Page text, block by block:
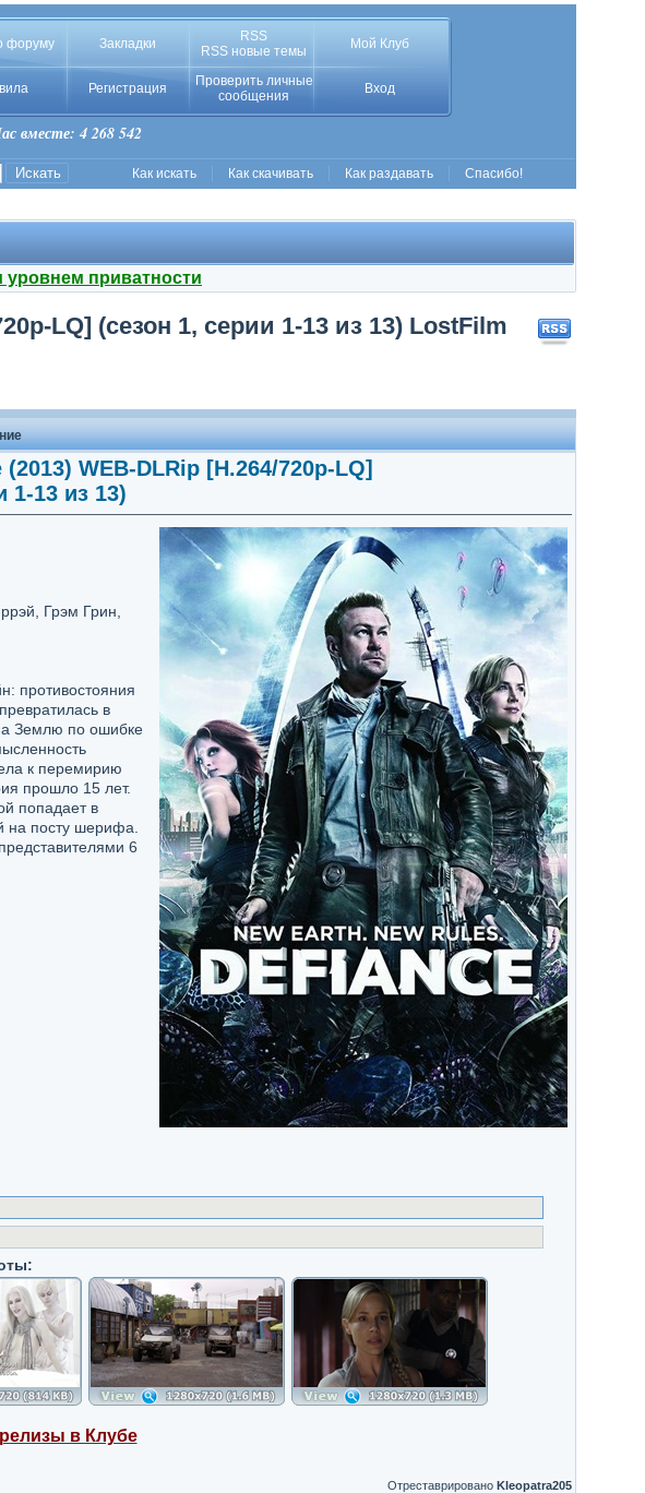
форуму Закладки
RSS
RSS новые темы
Мой Клуб
Регистрация
Проверить личные
сообщения
Вход
вместе: 4 268 542
Как искать Как скачивать Как раздавать Спасибо!
приватности
LQ] (сезон 1, серии 1-13 из 13) LostFilm
WEB-DLRip [H.264/720p-LQ]
1-13 из 13)
Грэм Грин,
противостояния
в
Землю по ошибке
к перемирию
прошло 15 лет.
попадает в
на посту шерифа.
6
в Клубе
Отреставрировано Kleopatra205